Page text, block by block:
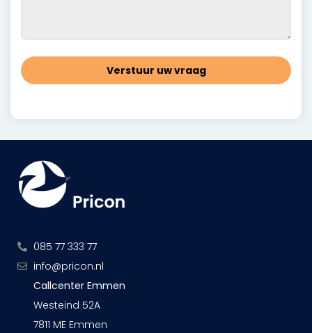
Verstuur uw vraag
085 77 333 77
info@pricon.nl
Callcenter Emmen
Westeind 52A
7811 ME Emmen